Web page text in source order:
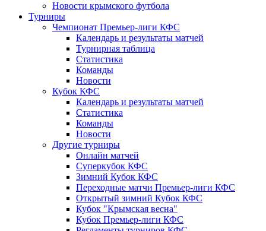
Новости крымского футбола
Турниры
Чемпионат Премьер-лиги КФС
Календарь и результаты матчей
Турнирная таблица
Статистика
Команды
Новости
Кубок КФС
Календарь и результаты матчей
Статистика
Команды
Новости
Другие турниры
Онлайн матчей
Суперкубок КФС
Зимний Кубок КФС
Переходные матчи Премьер-лиги КФС
Открытый зимний Кубок КФС
Кубок "Крымская весна"
Кубок Премьер-лиги КФС